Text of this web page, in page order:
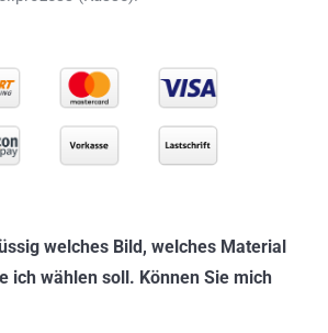
welches Bild, welches Material
ich wählen soll. Können Sie mich